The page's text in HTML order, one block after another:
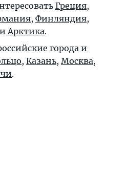
Греция,
, Финляндия,
иАрктика.
города и
, Казань, Москва,
.